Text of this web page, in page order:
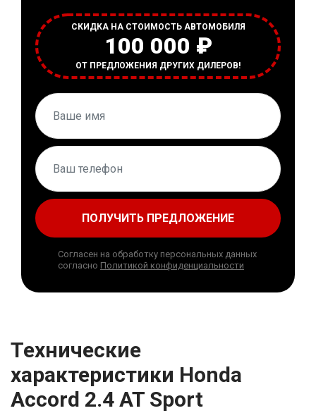
СКИДКА НА СТОИМОСТЬ АВТОМОБИЛЯ
100 000 ₽
ОТ ПРЕДЛОЖЕНИЯ ДРУГИХ ДИЛЕРОВ!
ПОЛУЧИТЬ ПРЕДЛОЖЕНИЕ
Согласен на обработку персональных данных
согласно Политикой конфиденциальности
Технические
характеристики Honda
Accord 2.4 AT Sport